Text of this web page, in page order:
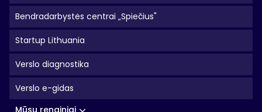
Bendradarbystės centrai „Spiečius"
Startup Lithuania
Verslo diagnostika
Verslo e-gidas